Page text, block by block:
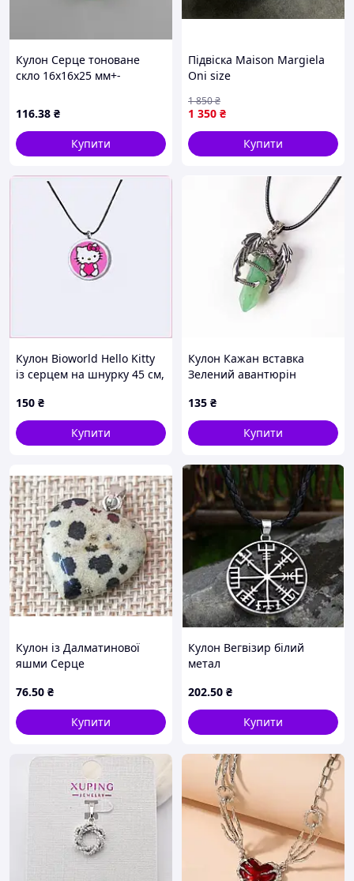
Кулон Серце тоноване
скло 16х16х25 мм+-
116.38 ₴
Купити
Підвіска Maison Margiela
Oni size
1 350 ₴
1 850₴
Купити
Кулон Bioworld Hello Kitty
із серцем на шнурку 45 см,
150 ₴
Купити
Кулон Кажан вставка
Зелений авантюрін
135 ₴
Купити
Кулон із Далматинової
яшми Серце
76.50 ₴
Купити
Кулон Вегвізир білий
метал
202.50 ₴
Купити